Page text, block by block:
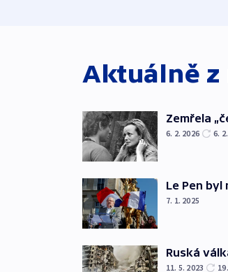
Aktuálně
Zemřela
6. 2. 2026 6.
Le Pen
7. 1. 2025
Ruská
11. 5. 2023